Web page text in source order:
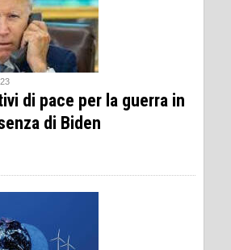
di pace per la guerra in
di Biden